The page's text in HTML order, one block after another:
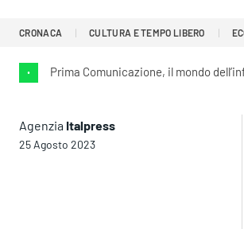
CRONACA CULTURA E TEMPO LIBERO
• Prima Comunicazione, il mondo
Agenzia Italpress
25 Agosto 2023